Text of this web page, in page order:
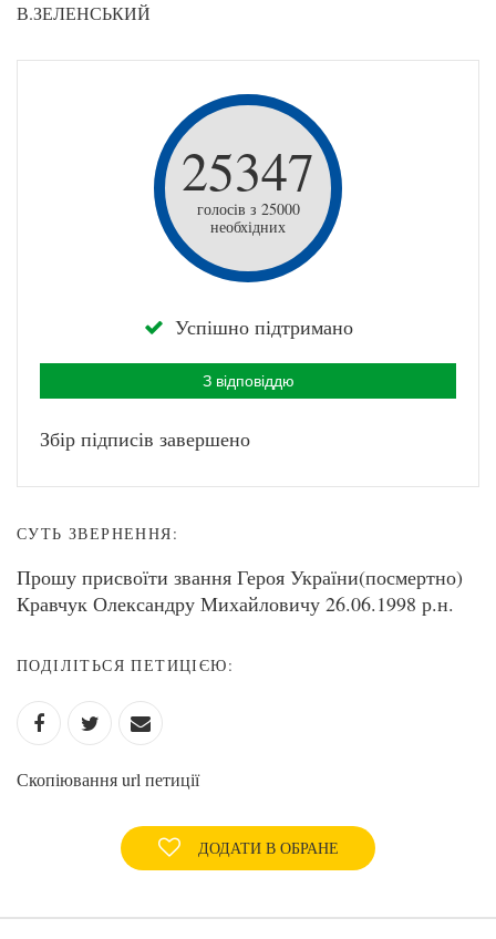
В.ЗЕЛЕНСЬКИЙ
25347
голосів з 25000
необхідних
Успішно підтримано
З відповіддю
Збір підписів завершено
СУТЬ ЗВЕРНЕННЯ:
Прошу присвоїти звання Героя України(посмертно)
Кравчук Олександру Михайловичу 26.06.1998 р.н.
ПОДІЛІТЬСЯ ПЕТИЦІЄЮ:
Скопіювання url петиції
ДОДАТИ В ОБРАНЕ